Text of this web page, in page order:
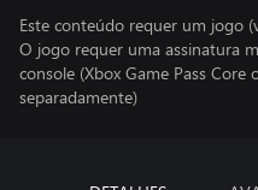
Este conteúdo requer um jogo
O jogo requer uma assinatura
console (Xbox Game Pass
separadamente)